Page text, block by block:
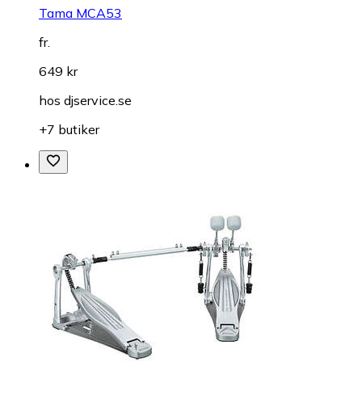
Tama MCA53
fr.
649 kr
hos djservice.se
+7 butiker